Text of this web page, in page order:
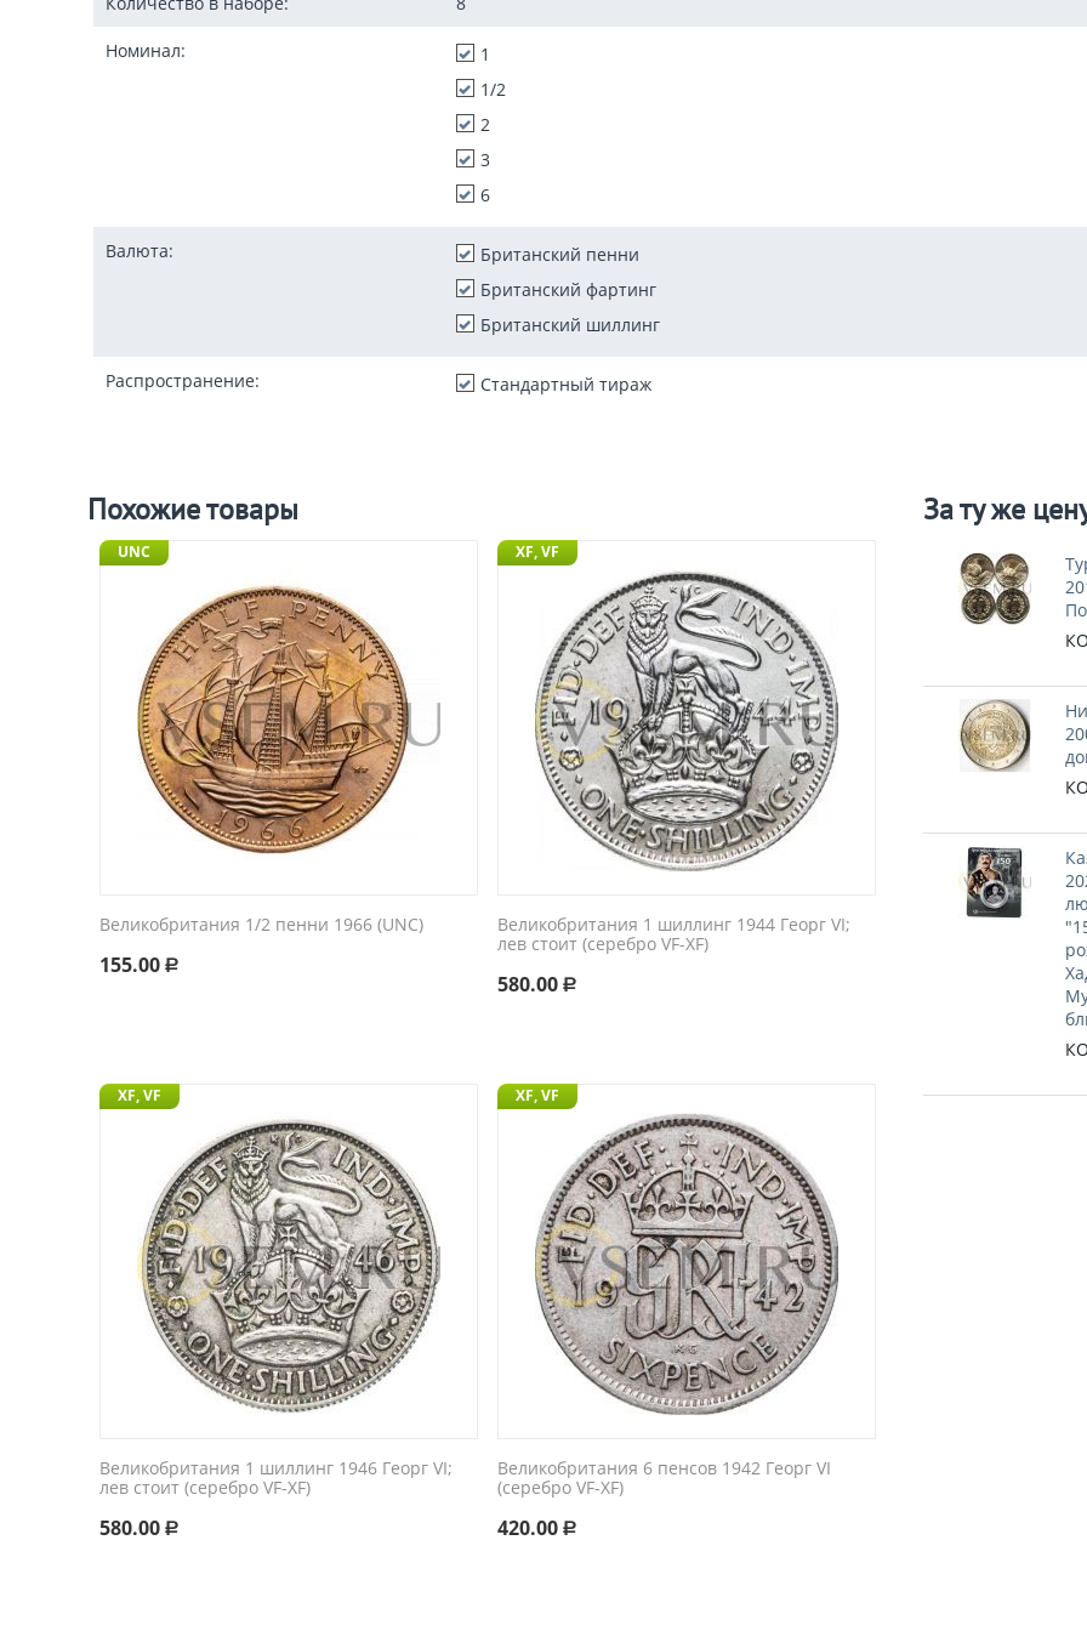
Номинал:
1
1/2
2
3
6
Валюта:
Британский пенни
Британский фартинг
Британский шиллинг
Распространение: Стандартный тираж
Похожие товары
UNC
Великобритания 1/2 пенни 1966 (UNC)
155.00 Р
XF, VF
Великобритания 1 шиллинг 1944 Георг VI;
лев стоит (серебро VF-XF)
580.00 Р
XF, VF
Великобритания 1 шиллинг 1946 Георг VI;
лев стоит (серебро VF-XF)
580.00 Р
XF, VF
Великобритания 6 пенсов 1942 Георг VI
(серебро VF-XF)
420.00 Р
За ту же